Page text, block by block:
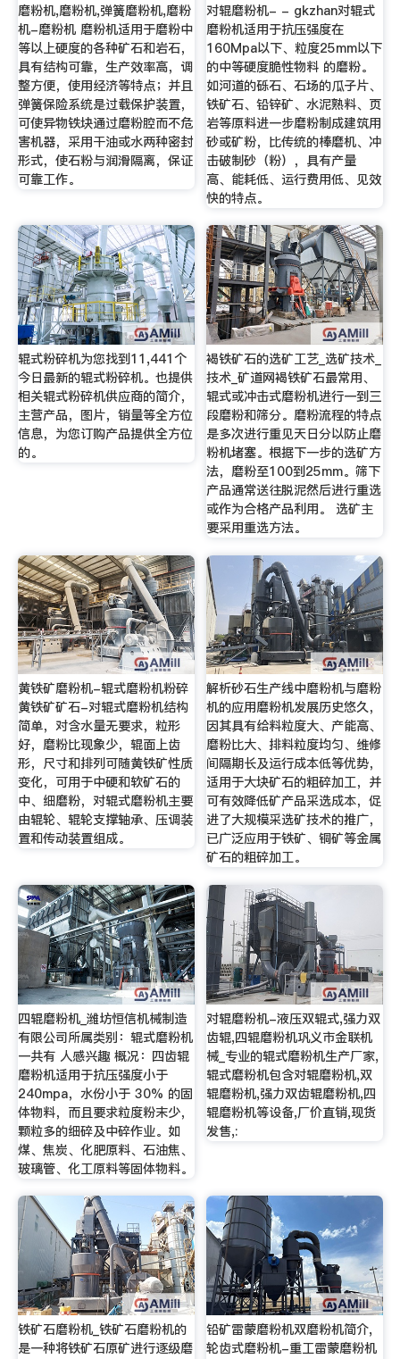
磨粉机,磨粉机,弹簧磨粉机,磨粉
机-磨粉机 磨粉机适用于磨粉中
等以上硬度的各种矿石和岩石，
具有结构可靠，生产效率高，调
整方便，使用经济等特点；并且
弹簧保险系统是过载保护装置，
可使异物铁块通过磨粉腔而不危
害机器，采用干油或水两种密封
形式，使石粉与润滑隔离，保证
可靠工作。
对辊磨粉机- - gkzhan对辊式
磨粉机适用于抗压强度在
160Mpa以下、粒度25mm以下
的中等硬度脆性物料 的磨粉。
如河道的砾石、石场的瓜子片、
铁矿石、铅锌矿、水泥熟料、页
岩等原料进一步磨粉制成建筑用
砂或矿粉，比传统的棒磨机、冲
击破制砂（粉），具有产量
高、能耗低、运行费用低、见效
快的特点。
辊式粉碎机为您找到11,441个
今日最新的辊式粉碎机。也提供
相关辊式粉碎机供应商的简介，
主营产品，图片，销量等全方位
信息，为您订购产品提供全方位
的。
褐铁矿石的选矿工艺_选矿技术_
技术_矿道网褐铁矿石最常用、
辊式或冲击式磨粉机进行一到三
段磨粉和筛分。磨粉流程的特点
是多次进行重见天日分以防止磨
粉机堵塞。根据下一步的选矿方
法，磨粉至100到25mm。筛下
产品通常送往脱泥然后进行重选
或作为合格产品利用。 选矿主
要采用重选方法。
黄铁矿磨粉机-辊式磨粉机粉碎
黄铁矿矿石-对辊式磨粉机结构
简单，对含水量无要求，粒形
好，磨粉比现象少，辊面上齿
形，尺寸和排列可随黄铁矿性质
变化，可用于中硬和软矿石的
中、细磨粉，对辊式磨粉机主要
由辊轮、辊轮支撑轴承、压调装
置和传动装置组成。
解析砂石生产线中磨粉机与磨粉
机的应用磨粉机发展历史悠久，
因其具有给料粒度大、产能高、
磨粉比大、排料粒度均匀、维修
间隔期长及运行成本低等优势，
适用于大块矿石的粗碎加工，并
可有效降低矿产品采选成本，促
进了大规模采选矿技术的推广，
已广泛应用于铁矿、铜矿等金属
矿石的粗碎加工。
四辊磨粉机_潍坊恒信机械制造
有限公司所属类别：辊式磨粉机
一共有 人感兴趣 概况：四齿辊
磨粉机适用于抗压强度小于
240mpa，水份小于 30% 的固
体物料，而且要求粒度粉末少，
颗粒多的细碎及中碎作业。如
煤、焦炭、化肥原料、石油焦、
玻璃管、化工原料等固体物料。
对辊磨粉机-液压双辊式,强力双
齿辊,四辊磨粉机巩义市金联机
械_专业的辊式磨粉机生产厂家,
辊式磨粉机包含对辊磨粉机,双
辊磨粉机,强力双齿辊磨粉机,四
辊磨粉机等设备,厂价直销,现货
发售,:
铁矿石磨粉机_铁矿石磨粉机的
是一种将铁矿石原矿进行逐级磨
铅矿雷蒙磨粉机双磨粉机简介,
轮齿式磨粉机-重工雷蒙磨粉机